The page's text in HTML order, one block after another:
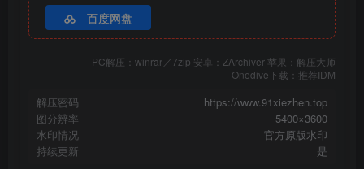
[MiiTao蜜桃社] 2017.04.24 VOL.061 冰露
[MiiTao蜜桃社] 2017.04.17 VOL.060 冰露
[MiiTao蜜桃社] 2017.04.01 VOL.058 小草莓Berry
[MiiTao蜜桃社] 2017.03.20 VOL.056 木奈奈
[MiiTao蜜桃社] 2017.03.13 VOL.055 Lra
[MiiTao蜜桃社] 2017.03.06 VOL.054 桃乃香Tina
百度网盘
PC解压：winrar／7zip 安卓：ZArchiver 苹果：解压大师
Onedive下载：推荐IDM
解压密码
https://www.91xiezhen.top
图分辨率
5400×3600
水印情况
官方原版水印
持续更新
是